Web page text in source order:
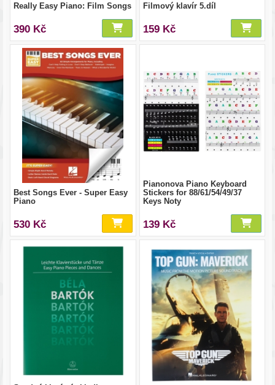
Really Easy Piano: Film Songs
390 Kč
Filmový klavír 5.díl
159 Kč
Best Songs Ever - Super Easy
Piano
530 Kč
Pianonova Piano Keyboard
Stickers for 88/61/54/49/37
Keys Noty
139 Kč